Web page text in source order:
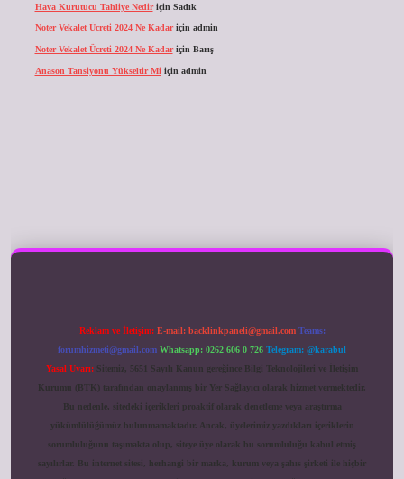
Hava Kurutucu Tahliye Nediriçin Sadık
Noter Vekalet Ücreti 2024 Ne Kadariçin admin
Noter Vekalet Ücreti 2024 Ne Kadariçin Barış
Anason Tansiyonu Yükseltir Mi için admin
Reklam ve İletişim: E-mail: backlinkpaneli@gmail.com Teams:
forumhizmeti@gmail.com Whatsapp: 0262 606 0 726 Telegram: @karabul
Yasal Uyarı: Sitemiz, 5651 Sayılı Kanun gereğince Bilgi Teknolojileri ve İletişim
Kurumu (BTK) tarafından onaylanmış bir Yer Sağlayıcı olarak hizmet vermektedir.
Bu nedenle, sitedeki içerikleri proaktif olarak denetleme veya araştırma
yükümlülüğümüz bulunmamaktadır. Ancak, üyelerimiz yazdıkları içeriklerin
sorumluluğunu taşımakta olup, siteye üye olarak bu sorumluluğu kabul etmiş
sayılırlar. Bu internet sitesi, herhangi bir marka, kurum veya şahıs şirketi ile hiçbir